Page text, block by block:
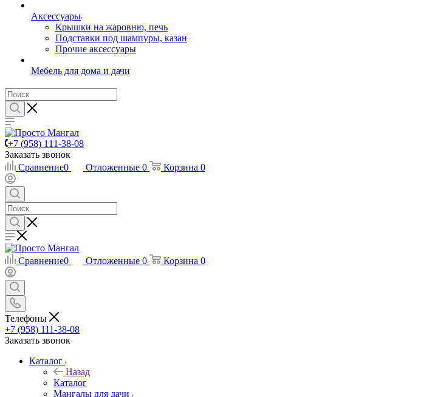
Аксессуары
Крышки на жаровню, печь
Подставки под шампуры, казан
Прочие аксессуары
Мебель для дома и дачи
+7 (958) 111-38-08
Заказать звонок
Сравнение0 Отложенные 0 Корзина 0
Сравнение0 Отложенные 0 Корзина 0
Телефоны
+7 (958) 111-38-08
Заказать звонок
Каталог
Назад
Каталог
Мангалы для дачи